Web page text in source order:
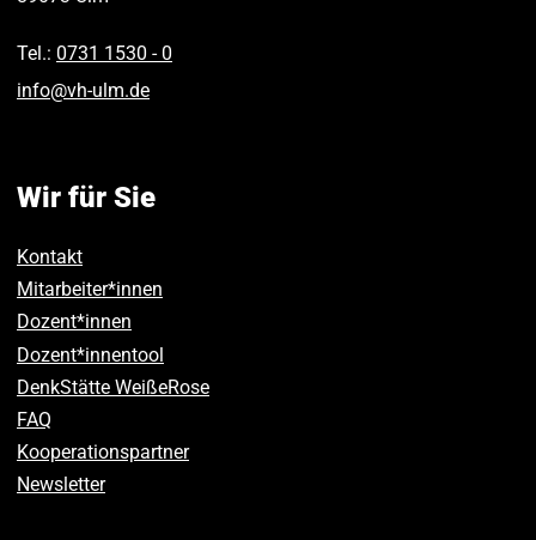
Tel.: 0731 1530 ‑ 0
info@vh-ulm.de
Wir für Sie
Kontakt
Mitarbeiter*innen
Dozent*innen
Dozent*innentool
DenkStätte WeißeRose
FAQ
Kooperationspartner
Newsletter